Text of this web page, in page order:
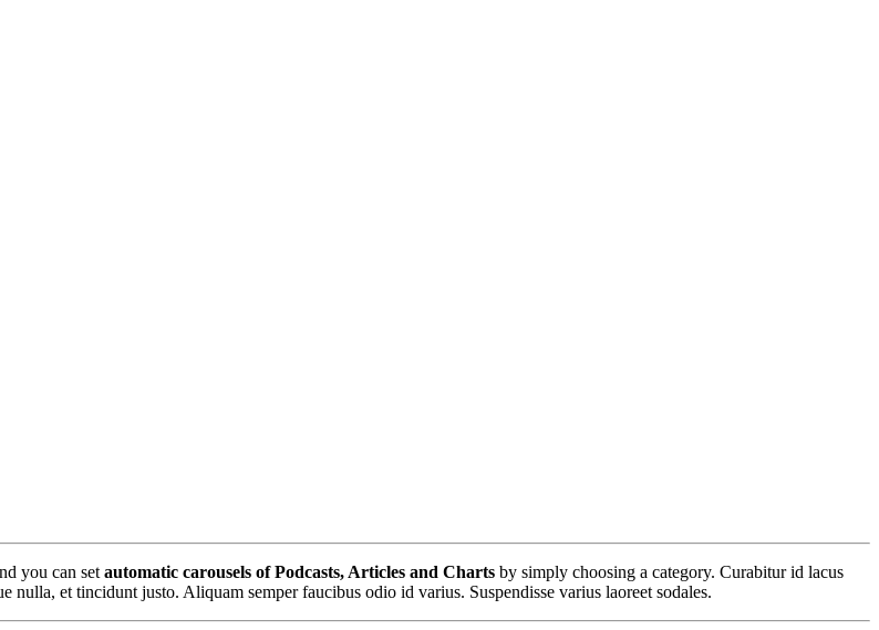
you can set automatic carousels of Podcasts, Articles and Charts by simply choosing a category. Curabitur id lacus
nulla, et tincidunt justo. Aliquam semper faucibus odio id varius. Suspendisse varius laoreet sodales.